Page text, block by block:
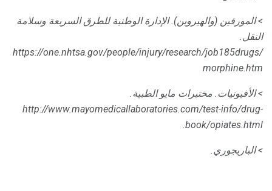
> المورفين (والهيروين). الإدارة الوطنية للطرق السريعة وسلامة
النقل.
https://one.nhtsa.gov/people/injury/research/job185drugs/
morphine.htm
> الأفيونيات. مختبرات مايو الطبية.
http://www.mayomedicallaboratories.com/test-info/drug-
book/opiates.html.
> الباريجوري.